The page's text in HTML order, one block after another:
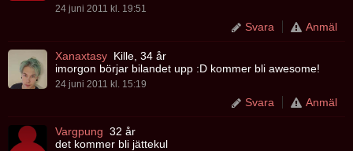
24 juni 2011 kl. 19:51
Svara Anmäl
Xanaxtasy Kille, 34 år
imorgon börjar bilandet upp :D kommer bli awesome!
24 juni 2011 kl. 15:19
Svara Anmäl
Vargpung 32 år
det kommer bli jättekul